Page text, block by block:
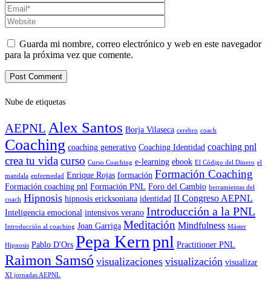
Guarda mi nombre, correo electrónico y web en este navegador
para la próxima vez que comente.
Nube de etiquetas
AEPNL Alex Santos Borja Vilaseca cerebro coach
Coaching coaching generativo Coaching Identidad coaching pnl
crea tu vidacurso Curso Coaching e-learning ebook El Código del Dinero el
mandala enfermedad Enrique Rojas formación Formación Coaching
Formación coaching pnl Formación PNL Foro del Cambio herramientas del
coach Hipnosis hipnosis ericksoniana identidad II Congreso AEPNL
Inteligencia emocional intensivos verano Introducción a la PNL
Introducción al coaching Joan Garriga Meditación Mindfulness Máster
Hipnosis Pablo D'Ors Pepa Kernpnl Practitioner PNL
Raimon Samsó visualizaciones visualización visualizar
XI jornadas AEPNL